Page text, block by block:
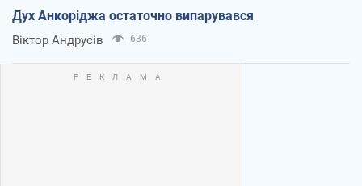
Дух Анкоріджа остаточно випарувався
Віктор Андрусів 636